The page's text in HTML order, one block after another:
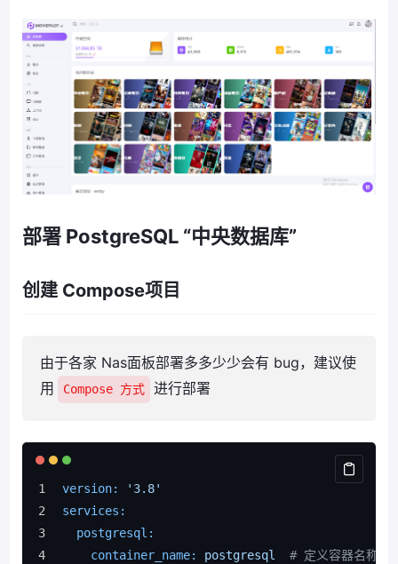
部署 PostgreSQL “中央数据库”
创建 Compose项目
由于各家 Nas面板部署多多少少会有 bug，建议使
用
Compose 方式 进行部署
version:
'3.8'
services:
postgresql:
container_name:
postgresql
# 定义容器名称